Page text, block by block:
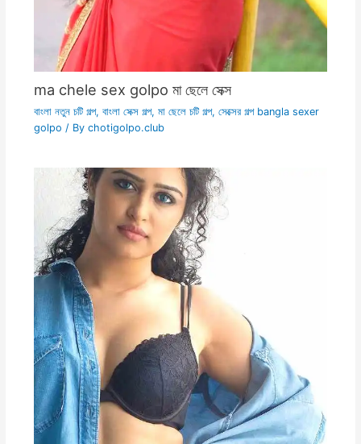
ma chele sex golpo মা ছেলে সেক্স
বাংলা নতুন চটি গল্প, বাংলা সেক্স গল্প, মা ছেলে চটি গল্প, সেক্সের গল্প bangla sexer
golpo / By chotigolpo.club